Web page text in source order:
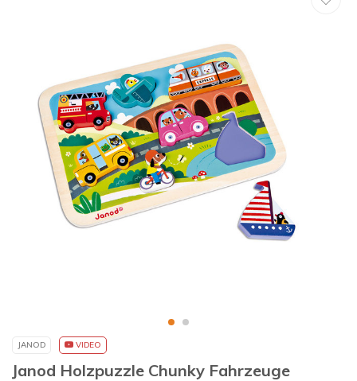
JANOD VIDEO
Janod Holzpuzzle Chunky Fahrzeuge